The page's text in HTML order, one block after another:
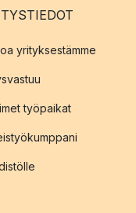
yrityksestämme
työpaikat